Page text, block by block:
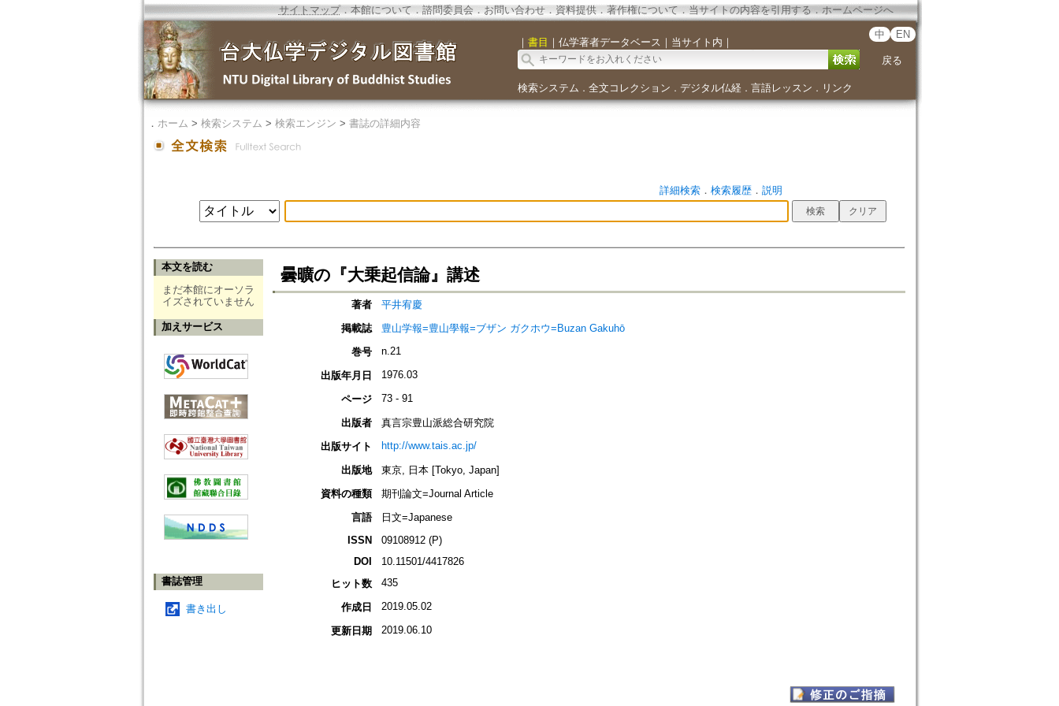
サイトマップ．本館について ． 諮問委員会． お問い合わせ． 資料提供． 著作権について．当サイトの内容を引用する ． ホームページへ
｜ 書目 ｜ 仏学著者データベース ｜ 当サイト内 ｜
中 EN
戻る
検索システム ． 全文コレクション ． デジタル仏経． 言語レッスン ． リンク
． ホーム > 検索システム > 検索エンジン > 書誌の詳細内容
詳細検索． 検索履歴． 説明
本文を読む
まだ本館にオーソラ
イズされていません
加えサービス
書誌管理
書き出し
曇曠の『大乗起信論』講述
著者
平井宥慶
掲載誌
豊山学報=豊山學報=ブザン ガクホウ=Buzan Gakuhō
巻号
n.21
出版年月日 1976.03
ページ 73 - 91
出版者
真言宗豊山派総合研究院
出版サイト
http://www.tais.ac.jp/
出版地
東京, 日本 [Tokyo, Japan]
資料の種類
期刊論文=Journal Article
言語
日文=Japanese
ISSN
09108912 (P)
DOI
10.11501/4417826
ヒット数
435
作成日 2019.05.02
更新日期 2019.06.10